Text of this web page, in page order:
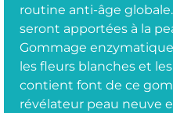
routine anti-âge
seront apportées à la
Gommage enzymatique
les fleurs blanches et
contient font de ce
révélateur peau neuve